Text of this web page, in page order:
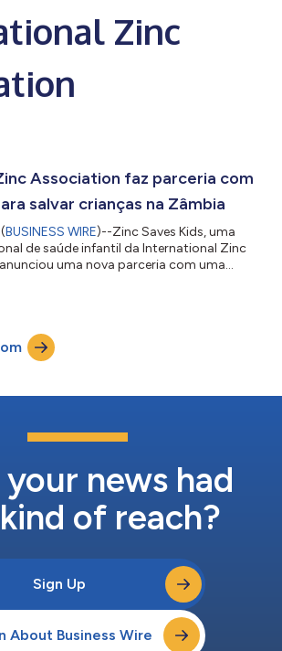
Zinc
Association faz parceria com
salvar crianças na Zâmbia
BUSINESS WIRE)--Zinc Saves Kids, uma
de saúde infantil da International Zinc
uma nova parceria com uma
foi formalmente celebrada durante
com o Ministério da Saúde da
Zambia Limited e o IZ...
news had
of reach?
Sign Up
About Business Wire